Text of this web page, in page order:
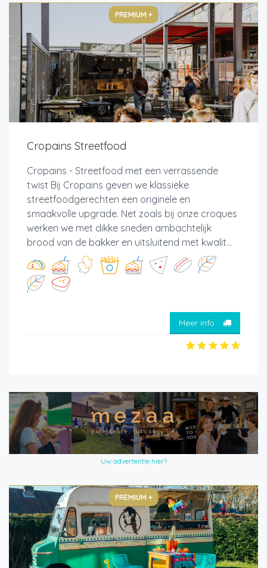
PREMIUM +
Cropains Streetfood
Cropains - Streetfood met een verrassende
twist Bij Cropains geven we klassieke
streetfoodgerechten een originele en
smaakvolle upgrade. Net zoals bij onze croques
werken we met dikke sneden ambachtelijk
brood van de bakker en uitsluitend met kwalit...
Meer info
Uw advertentie hier?
PREMIUM +